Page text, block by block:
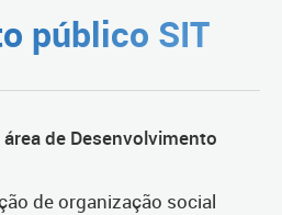
público SIT
de Desenvolvimento
de organização social